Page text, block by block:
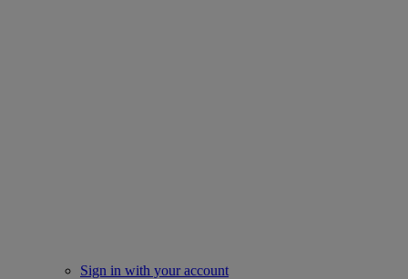
Sign in with your account